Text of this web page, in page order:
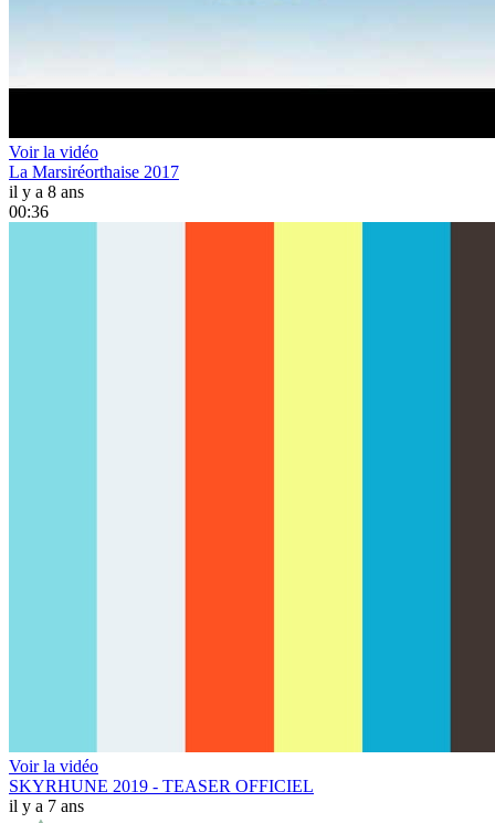
Voir la vidéo
La Marsiréorthaise 2017
il y a 8 ans
00:36
Voir la vidéo
SKYRHUNE 2019 - TEASER OFFICIEL
il y a 7 ans